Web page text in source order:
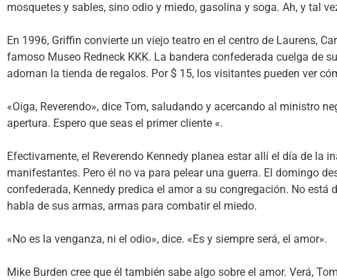
mosquetes y sables, sino odio y miedo, gasolina y soga. Ah, y tal
En 1996, Griffin convierte un viejo teatro en el centro de Laurens,
famoso Museo Redneck KKK. La bandera confederada cuelga de
adornan la tienda de regalos. Por $ 15, los visitantes pueden ver
«Oiga, Reverendo», dice Tom, saludando y acercando al ministro
apertura. Espero que seas el primer cliente «.
Efectivamente, el Reverendo Kennedy planea estar allí el día de la
manifestantes. Pero él no va para pelear una guerra. El domingo
confederada, Kennedy predica el amor a su congregación. No está
habla de sus armas, armas para combatir el miedo.
«No es la venganza, ni el odio», dice. «Es y siempre será, el amor».
Mike Burden cree que él también sabe algo sobre el amor. Verá,